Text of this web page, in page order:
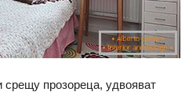
прозореца, удвояват